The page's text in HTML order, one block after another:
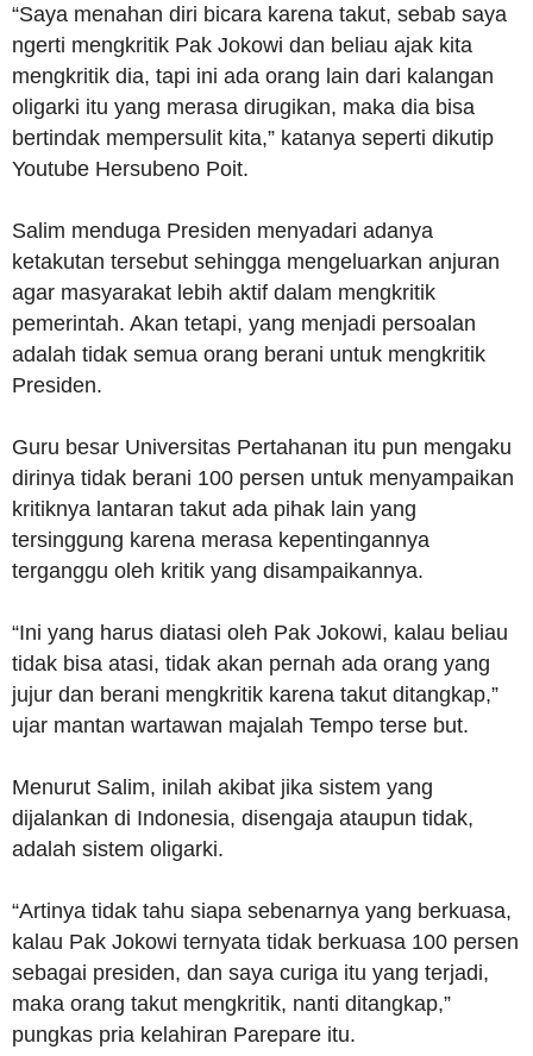
“Saya menahan diri bicara karena takut, sebab saya
ngerti mengkritik Pak Jokowi dan beliau ajak kita
mengkritik dia, tapi ini ada orang lain dari kalangan
oligarki itu yang merasa dirugikan, maka dia bisa
bertindak mempersulit kita,” katanya seperti dikutip
Youtube Hersubeno Poit.
Salim menduga Presiden menyadari adanya
ketakutan tersebut sehingga mengeluarkan anjuran
agar masyarakat lebih aktif dalam mengkritik
pemerintah. Akan tetapi, yang menjadi persoalan
adalah tidak semua orang berani untuk mengkritik
Presiden.
Guru besar Universitas Pertahanan itu pun mengaku
dirinya tidak berani 100 persen untuk menyampaikan
kritiknya lantaran takut ada pihak lain yang
tersinggung karena merasa kepentingannya
terganggu oleh kritik yang disampaikannya.
“Ini yang harus diatasi oleh Pak Jokowi, kalau beliau
tidak bisa atasi, tidak akan pernah ada orang yang
jujur dan berani mengkritik karena takut ditangkap,”
ujar mantan wartawan majalah Tempo terse but.
Menurut Salim, inilah akibat jika sistem yang
dijalankan di Indonesia, disengaja ataupun tidak,
adalah sistem oligarki.
“Artinya tidak tahu siapa sebenarnya yang berkuasa,
kalau Pak Jokowi ternyata tidak berkuasa 100 persen
sebagai presiden, dan saya curiga itu yang terjadi,
maka orang takut mengkritik, nanti ditangkap,”
pungkas pria kelahiran Parepare itu.